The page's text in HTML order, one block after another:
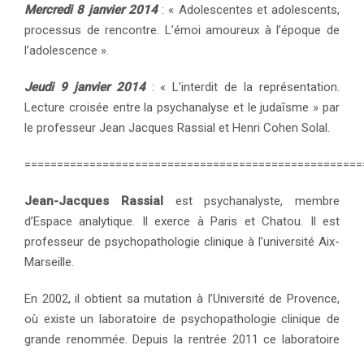
Mercredi 8 janvier 2014: « Adolescentes et adolescents,
processus de rencontre. L’émoi amoureux à l’époque de
l’adolescence ».
Jeudi 9 janvier 2014: « L’interdit de la représentation.
Lecture croisée entre la psychanalyse et le judaīsme » par
le professeur Jean Jacques Rassial et Henri Cohen Solal.
Jean-Jacques Rassialest psychanalyste, membre
d’Espace analytique. Il exerce à Paris et Chatou. Il est
professeur de psychopathologie clinique à l’université Aix-
Marseille.
En 2002, il obtient sa mutation à l’Université de Provence,
où existe un laboratoire de psychopathologie clinique de
grande renommée. Depuis la rentrée 2011 ce laboratoire